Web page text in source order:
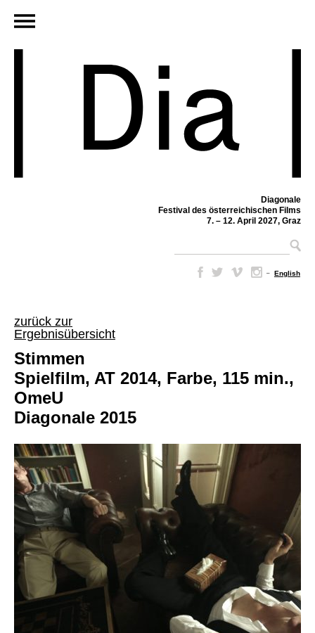
Diagonale
Festival des österreichischen Films
7. – 12. April 2027, Graz
– English
zurück zur
Ergebnisübersicht
Stimmen
Spielfilm, AT 2014, Farbe, 115 min.,
OmeU
Diagonale 2015